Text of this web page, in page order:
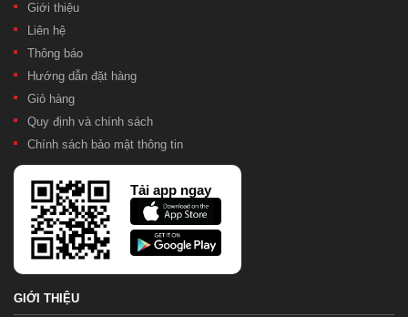
Giới thiệu
Liên hệ
Thông báo
Hướng dẫn đặt hàng
Giỏ hàng
Quy định và chính sách
Chính sách bảo mật thông tin
Tải app ngay
GIỚI THIỆU